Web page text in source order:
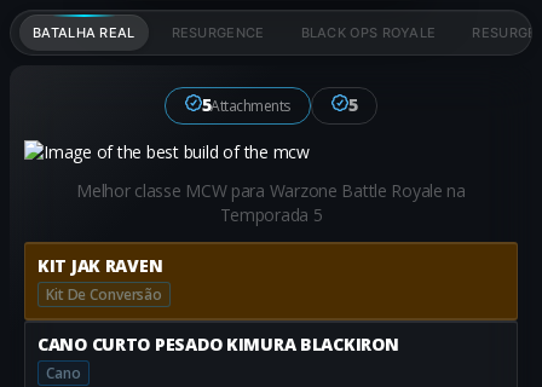
BATALHA REAL RESURGENCE BLACK OPS ROYALE
5Attachments 5
Melhor classe MCW para Warzone Battle Royale na
Temporada 5
KIT JAK RAVEN
Kit De Conversão
CANO CURTO PESADO KIMURA BLACKIRON
Cano